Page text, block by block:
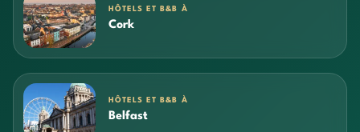
HÔTELS ET B&B À
Cork
HÔTELS ET B&B À
Belfast